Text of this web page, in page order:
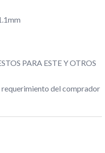
PARA ESTE Y OTROS
del comprador